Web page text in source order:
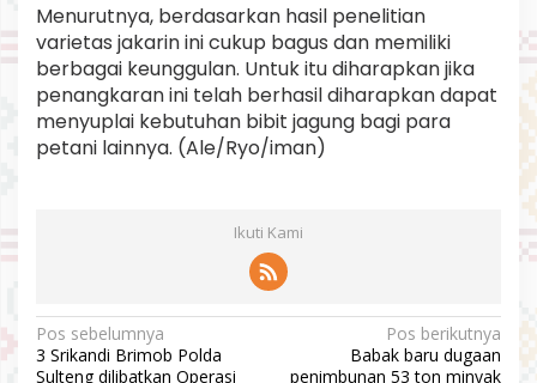
Menurutnya, berdasarkan hasil penelitian
varietas jakarin ini cukup bagus dan memiliki
berbagai keunggulan. Untuk itu diharapkan jika
penangkaran ini telah berhasil diharapkan dapat
menyuplai kebutuhan bibit jagung bagi para
petani lainnya. (Ale/Ryo/iman)
Ikuti Kami
N
a
Pos sebelumnya
3 Srikandi Brimob Polda
Sulteng dilibatkan Operasi
Pos berikutnya
Babak baru dugaan
penimbunan 53 ton minyak